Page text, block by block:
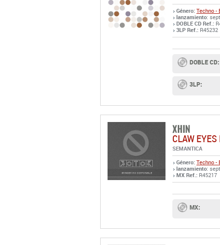
Género: Techno -
lanzamiento:
DOBLE CD Ref.:
3LP Ref.: R45232
DOBLE CD:
3LP:
XHIN
CLAW EYES
SEMANTICA
Género: Techno -
lanzamiento:
MX Ref.: R45217
MX: